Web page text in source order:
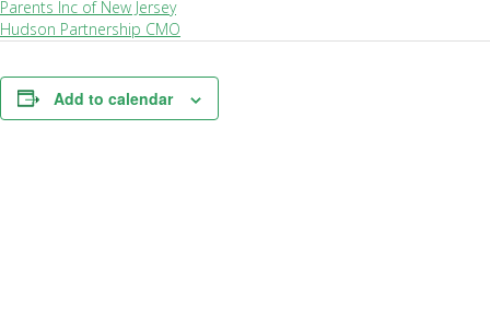
Parents Inc of New Jersey
Hudson Partnership CMO
Add to calendar